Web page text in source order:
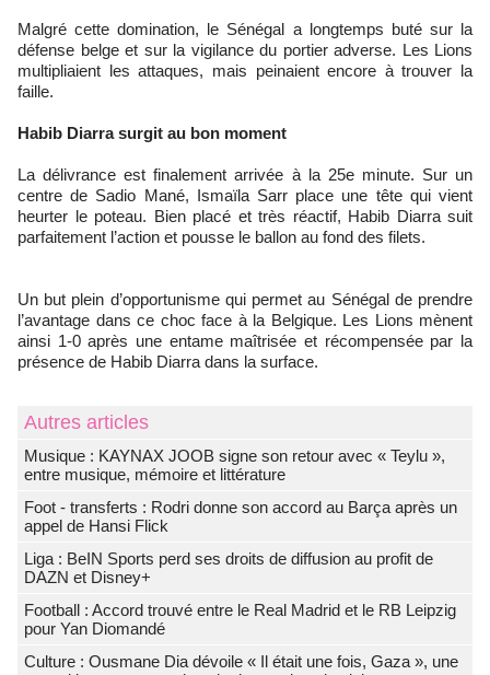
Malgré cette domination, le Sénégal a longtemps buté sur la
défense belge et sur la vigilance du portier adverse. Les Lions
multipliaient les attaques, mais peinaient encore à trouver la
faille.
Habib Diarra surgit au bon moment
La délivrance est finalement arrivée à la 25e minute. Sur un
centre de Sadio Mané, Ismaïla Sarr place une tête qui vient
heurter le poteau. Bien placé et très réactif, Habib Diarra suit
parfaitement l’action et pousse le ballon au fond des filets.
Un but plein d’opportunisme qui permet au Sénégal de prendre
l’avantage dans ce choc face à la Belgique. Les Lions mènent
ainsi 1-0 après une entame maîtrisée et récompensée par la
présence de Habib Diarra dans la surface.
Autres articles
Musique : KAYNAX JOOB signe son retour avec « Teylu »,
entre musique, mémoire et littérature
Foot - transferts : Rodri donne son accord au Barça après un
appel de Hansi Flick
Liga : BeIN Sports perd ses droits de diffusion au profit de
DAZN et Disney+
Football : Accord trouvé entre le Real Madrid et le RB Leipzig
pour Yan Diomandé
Culture : Ousmane Dia dévoile « Il était une fois, Gaza », une